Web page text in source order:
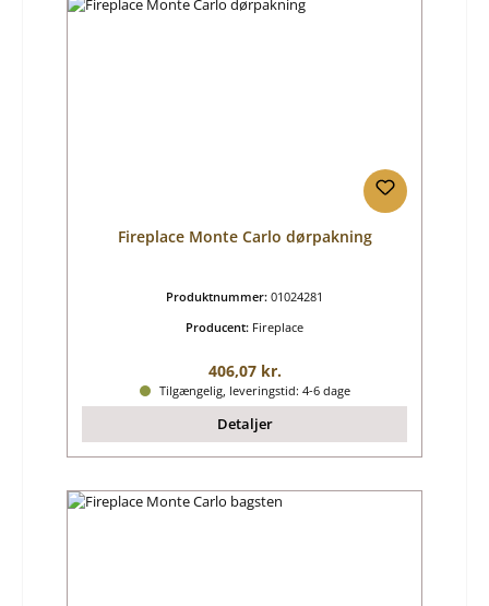
Fireplace Monte Carlo dørpakning
Produktnummer: 01024281
Producent: Fireplace
Almindelig pris:
406,07 kr.
Tilgængelig, leveringstid: 4-6 dage
Detaljer